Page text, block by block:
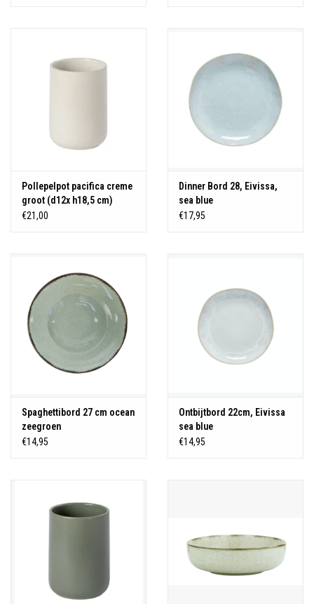
Pollepelpot pacifica creme
groot (d12x h18,5 cm)
€21,00
Dinner Bord 28, Eivissa,
sea blue
€17,95
Spaghettibord 27 cm ocean
zeegroen
€14,95
Ontbijtbord 22cm, Eivissa
sea blue
€14,95